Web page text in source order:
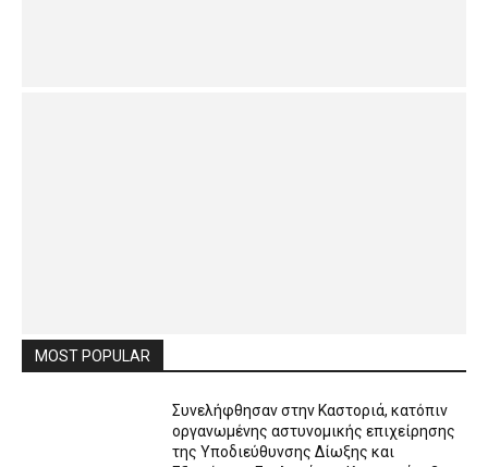
MOST POPULAR
Συνελήφθησαν στην Καστοριά, κατόπιν
οργανωμένης αστυνομικής επιχείρησης
της Υποδιεύθυνσης Δίωξης και